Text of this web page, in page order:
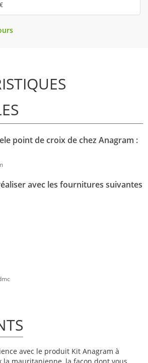
point de croix de chez Anagram :
avec les fournitures suivantes
avec le produit Kit Anagram à